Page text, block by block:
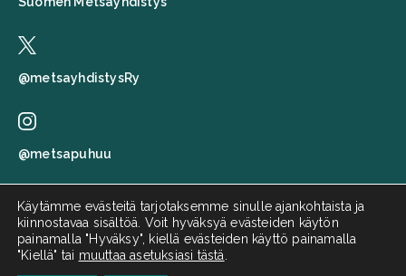
@metsayhdistysRy
@metsapuhuu
Suomen metsäyhdistys
Metsä puhuu
Käytämme evästeitä tarjotaksemme sinulle ajankohtaista ja
kiinnostavaa sisältöä. Voit hyväksyä evästeiden käytön
painamalla "Hyväksy", kiellä evästeiden käyttö painamalla
"Kiellä" tai muuttaa asetuksiasi tästä